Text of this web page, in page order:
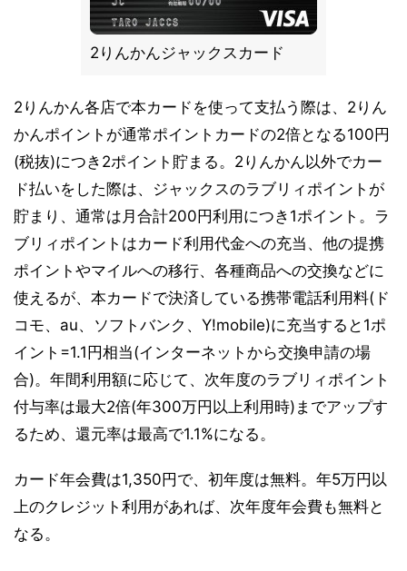
2りんかんジャックスカード
2りんかん各店で本カードを使って支払う際は、2りん
かんポイントが通常ポイントカードの2倍となる100円
(税抜)につき2ポイント貯まる。2りんかん以外でカー
ド払いをした際は、ジャックスのラブリィポイントが
貯まり、通常は月合計200円利用につき1ポイント。ラ
ブリィポイントはカード利用代金への充当、他の提携
ポイントやマイルへの移行、各種商品への交換などに
使えるが、本カードで決済している携帯電話利用料(ド
コモ、au、ソフトバンク、Y!mobile)に充当すると1ポ
イント=1.1円相当(インターネットから交換申請の場
合)。年間利用額に応じて、次年度のラブリィポイント
付与率は最大2倍(年300万円以上利用時)までアップす
るため、還元率は最高で1.1%になる。
カード年会費は1,350円で、初年度は無料。年5万円以
上のクレジット利用があれば、次年度年会費も無料と
なる。